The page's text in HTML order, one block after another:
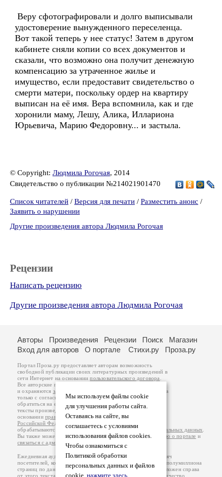
Веру сфотографировали и долго выписывали
удостоверение вынужденного переселенца.
Вот такой теперь у нее статус! Затем в другом
кабинете сняли копии со всех документов и
сказали, что возможно она получит денежную
компенсацию за утраченное жилье и
имущество, если предоставит свидетельство о
смерти матери, поскольку ордер на квартиру
выписан на её имя. Вера вспомнила, как и где
хоронили маму, Лешу, Алика, Иллариона
Юрьевича, Марию Федоровну... и застыла.
© Copyright: Людмила Рогочая, 2014
Свидетельство о публикации №214021901470
Список читателей / Версия для печати / Разместить анонс /
Заявить о нарушении
Другие произведения автора Людмила Рогочая
Рецензии
Написать рецензию
Другие произведения автора Людмила Рогочая
Мы используем файлы cookie
для улучшения работы сайта.
Оставаясь на сайте, вы
соглашаетесь с условиями
использования файлов cookies.
Чтобы ознакомиться с
Политикой обработки
персональных данных и файлов
cookie, нажмите здесь
Авторы Произведения Рецензии Поиск
Магазин
Вход для авторов
О портале Стихи.ру Проза.ру
Портал Проза.ру предоставляет авторам возможность
свободной публикации своих литературных произведений в
сети Интернет на основаниипользовательского договора
Все авторские права на произведения принадлежат авторам
и охраняются законом
. Перепечатка произведений возможна
только с согласия его автора, к которому вы можете
обратиться на его авторской странице. Ответственность за
тексты произведений авторы несут самостоятельно на
основанииправил публикацииизаконодательства
Российской Федерации
обрабатываются на основанииПолитики обработки персональных данных
Вы также можете посмотреть более подробнуюинформацию о портале и
связаться с администрацией
Ежедневная аудитория портала Проза.ру – порядка 100 тысяч
посетителей, которые в общей сумме просматривают более полумиллиона
страниц по данным счетчика посещаемости, который расположен справа
от этого текста. В каждой графе указано по две цифры: количество